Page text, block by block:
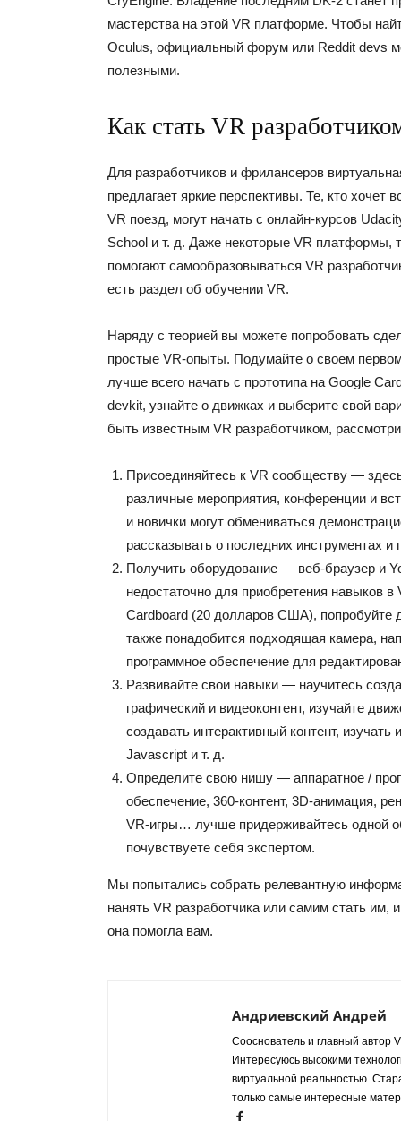
мастерства на этой VR платформе. Чтобы
Oculus, официальный форум или Reddit devs
полезными.
Как стать VR
Для разработчиков и фрилансеров
предлагает яркие перспективы. Те, кто хочет
VR поезд, могут начать с онлайн-курсов
School и т. д. Даже некоторые VR платформы,
помогают самообразовываться VR
есть раздел об обучении VR.
Наряду с теорией вы можете попробовать
простые VR-опыты. Подумайте о своем
лучше всего начать с прототипа на Google
devkit, узнайте о движках и выберите свой
быть известным VR разработчиком,
Присоединяйтесь к VR сообществу —
различные мероприятия, конференции и
и новички могут обмениваться
рассказывать о последних инструментах и
Получить оборудование — веб-браузер и
недостаточно для приобретения навыков в
Cardboard (20 долларов США), попробуйте
также понадобится подходящая камера,
программное обеспечение для
Развивайте свои навыки — научитесь
графический и видеоконтент, изучайте
создавать интерактивный контент,
Javascript и т. д.
Определите свою нишу — аппаратное /
обеспечение, 360-контент, 3D-анимация,
VR-игры… лучше придерживайтесь одной
почувствуете себя экспертом.
Мы попытались собрать релевантную
нанять VR разработчика или самим стать им,
она помогла вам.
Андриевский Андрей
Сооснователь и главный автор
Интересуюсь высокими
виртуальной реальностью.
только самые интересные